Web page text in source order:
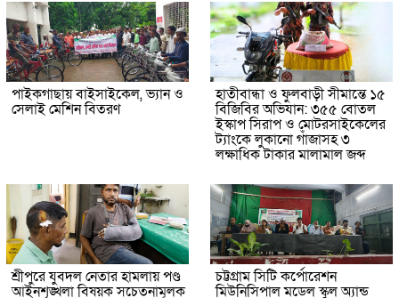
পাইকগাছায় বাইসাইকেল, ভ্যান ও
সেলাই মেশিন বিতরণ
হাতীবান্ধা ও ফুলবাড়ী সীমান্তে ১৫
বিজিবির অভিযান: ৩৫৫ বোতল
ইস্কাপ সিরাপ ও মোটরসাইকেলের
ট্যাংকে লুকানো গাঁজাসহ ৩
লক্ষাধিক টাকার মালামাল জব্দ
শ্রীপুরে যুবদল নেতার হামলায় পণ্ড
আইনশৃঙ্খলা বিষয়ক সচেতনামূলক
চট্টগ্রাম সিটি কর্পোরেশন
মিউনিসিপাল মডেল স্কুল অ্যান্ড